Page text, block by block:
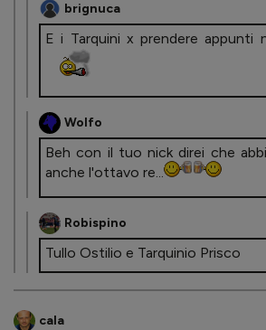
brignuca
E i Tarquini x prendere appunti
Wolfo
Beh con il tuo nick direi che
anche l'ottavo re...
Robispino
Tullo Ostilio e Tarquinio Prisco
cala